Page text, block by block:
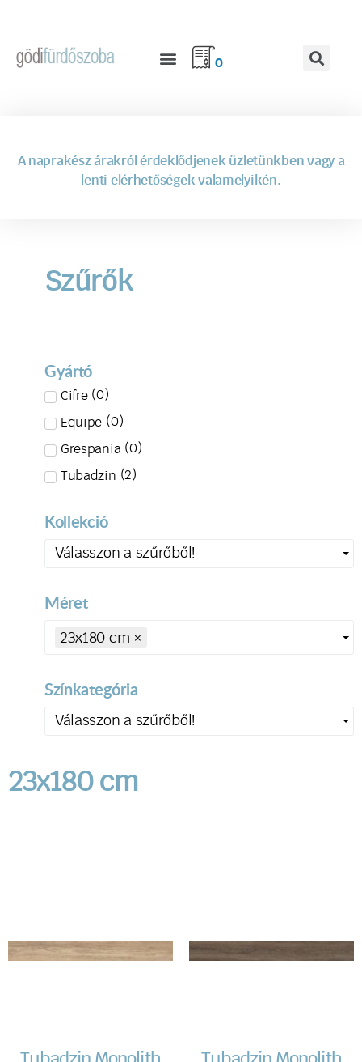
0
A naprakész árakról érdeklődjenek üzletünkben vagy a
lenti elérhetőségek valamelyikén.
Szűrők
Gyártó
Cifre (0)
Equipe (0)
Grespania (0)
Tubadzin (2)
Kollekció
Válasszon a szűrőből!
Méret
23x180 cm ×
Színkategória
Válasszon a szűrőből!
23x180 cm